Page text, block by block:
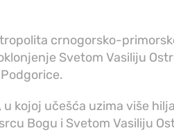
crnogorsko-
Svetom Vasiliju
kojoj učešća uzima više
Bogu i Svetom Vasiliju